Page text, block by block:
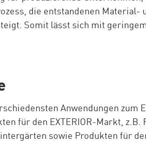
die entstandenen Material-
Somit lässt sich mit
Anwendungen zum
für den EXTERIOR-Markt, z.B.
sowie Produkten für